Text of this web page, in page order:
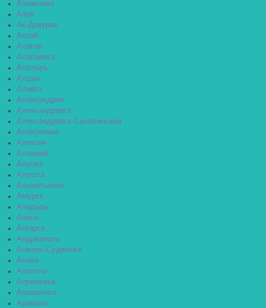
Азнакаево
Азов
Ак-Довурак
Аксай
Алагир
Алапаевск
Алатырь
Алдан
Алейск
Александров
Александровск
Александровск-Сахалинский
Алексеевка
Алексин
Алзамай
Алупка
Алушта
Альметьевск
Амурск
Анадырь
Анапа
Ангарск
Андреаполь
Анжеро-Судженск
Анива
Апатиты
Апрелевка
Апшеронск
Арамиль